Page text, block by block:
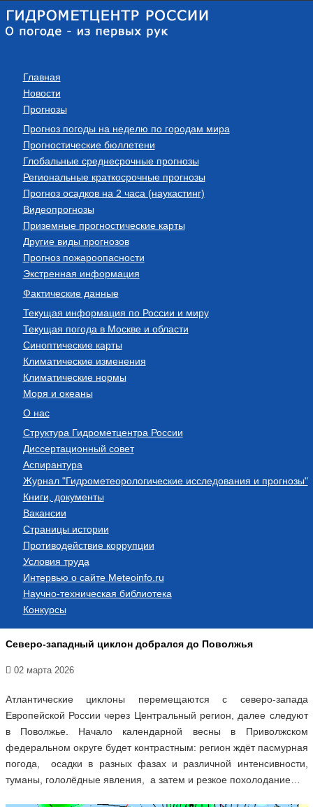
Главная
Новости
Прогнозы
Прогноз погоды на неделю по городам мира
Прогностические бюллетени
Глобальные среднесрочные прогнозы
Региональные краткосрочные прогнозы
Прогноз осадков на 2 часа (наукастинг)
Видеопрогнозы
Приземные прогностические карты
Другие виды прогнозов
Прогноз пожароопасности
Экстренная информация
Фактические данные
Текущая информация по России и миру
Текущая погода в Москве и области
Синоптические карты
Климатические изменения
Климатические нормы
Моря и океаны
О нас
Структура Гидрометцентра России
Диссертационный совет
Аспирантура
Журнал "Гидрометеорологические исследования и прогнозы"
Книги, документы
Вакансии
Страницы истории
Противодействие коррупции
Условия труда
Интервью о сайте Meteoinfo.ru
Научно-техническая библиотека
Конкурсы
Северо-западный циклон добрался до Поволжья
02 марта 2026
Атлантические циклоны перемещаются с северо-запада
Европейской России через Центральный регион, далее следуют
в Поволжье. Начало календарной весны в Приволжском
федеральном округе будет контрастным: регион ждёт пасмурная
погода, осадки в разных фазах и различной интенсивности,
туманы, гололёдные явления, а затем и резкое похолодание…